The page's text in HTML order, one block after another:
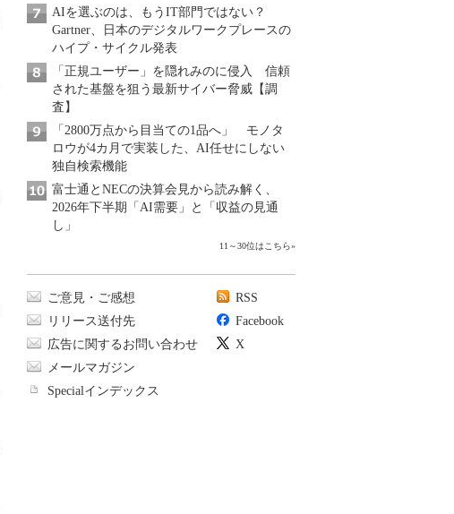
AIを選ぶのは、もうIT部門ではない？
Gartner、日本のデジタルワークプレースの
ハイプ・サイクル発表
「正規ユーザー」を隠れみのに侵入 信頼
された基盤を狙う最新サイバー脅威【調
査】
「2800万点から目当ての1品へ」 モノタ
ロウが4カ月で実装した、AI任せにしない
独自検索機能
富士通とNECの決算会見から読み解く、
2026年下半期「AI需要」と「収益の見通
し」
11～30位はこちら»
ご意見・ご感想
リリース送付先
広告に関するお問い合わせ
メールマガジン
Specialインデックス
RSS
Facebook
X